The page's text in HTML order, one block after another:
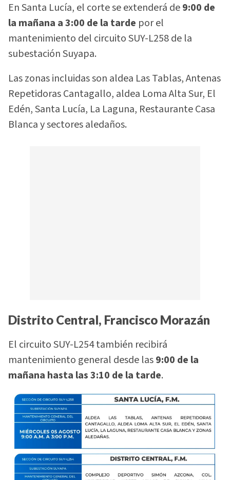
En Santa Lucía, el corte se extenderá de9:00 de
la mañana a 3:00 de la tarde por el
mantenimiento del circuito SUY-L258 de la
subestación Suyapa.
Las zonas incluidas son aldea Las Tablas, Antenas
Repetidoras Cantagallo, aldea Loma Alta Sur, El
Edén, Santa Lucía, La Laguna, Restaurante Casa
Blanca y sectores aledaños.
Distrito Central, Francisco Morazán
El circuito SUY-L254 también recibirá
mantenimiento general desde las9:00 de la
mañana hasta las 3:10 de la tarde.